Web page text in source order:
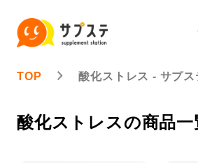
TOP 酸化ストレス - サプス
酸化ストレスの商品一